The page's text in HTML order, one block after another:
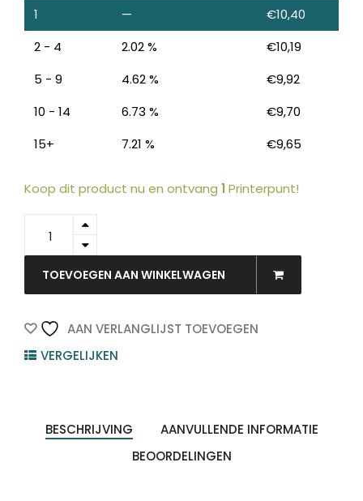
1
— €10,40
2 - 4
2.02 % €10,19
5 - 9
4.62 % €9,92
10 - 14
6.73 % €9,70
15+
7.21 % €9,65
Koop dit product nu en ontvang 1Printerpunt!
Exacompta
Sorteermap
Exafolio
1st
255x335mm
quantity
TOEVOEGEN AAN WINKELWAGEN
AAN VERLANGLIJST TOEVOEGEN
VERGELIJKEN
BESCHRIJVING
AANVULLENDE INFORMATIE
BEOORDELINGEN